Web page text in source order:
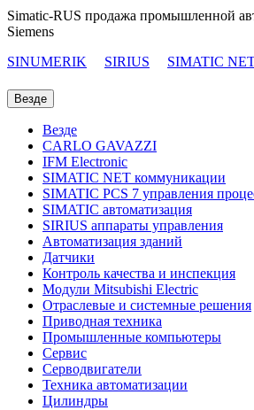
Simatic-RUS продажа промышленной
Siemens
SINUMERIK
SIRIUS SIMATIC
Везде
Везде
CARLO GAVAZZI
IFM Electronic
SIMATIC NET коммуникации
SIMATIC PCS 7 управления
SIMATIC автоматизация
SIRIUS аппараты управления
Автоматизация зданий
Датчики
Контроль качества и инспекция
Модули Mitsubishi Electric
Отраслевые и системные решения
Приводная техника
Промышленные компьютеры
Сервис
Серводвигатели
Техника автоматизации
Цилиндры